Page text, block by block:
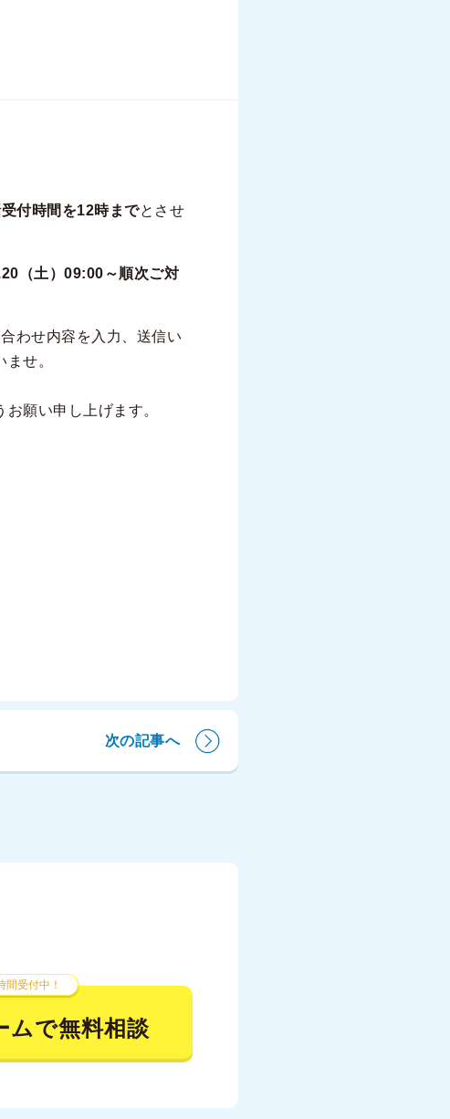
付時間を12時までとさせ
（土）09:00～順次ご対
わせ内容を入力、送信い
せ。
願い申し上げます。
次の記事へ
間受付中！
ムで無料相談